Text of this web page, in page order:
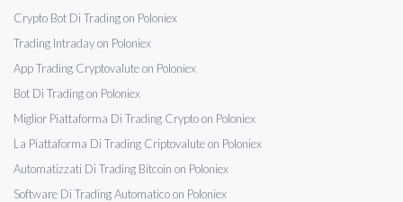
Crypto Bot Di Trading on Poloniex
Trading Intraday on Poloniex
App Trading Cryptovalute on Poloniex
Bot Di Trading on Poloniex
Miglior Piattaforma Di Trading Crypto on Poloniex
La Piattaforma Di Trading Criptovalute on Poloniex
Automatizzati Di Trading Bitcoin on Poloniex
Software Di Trading Automatico on Poloniex